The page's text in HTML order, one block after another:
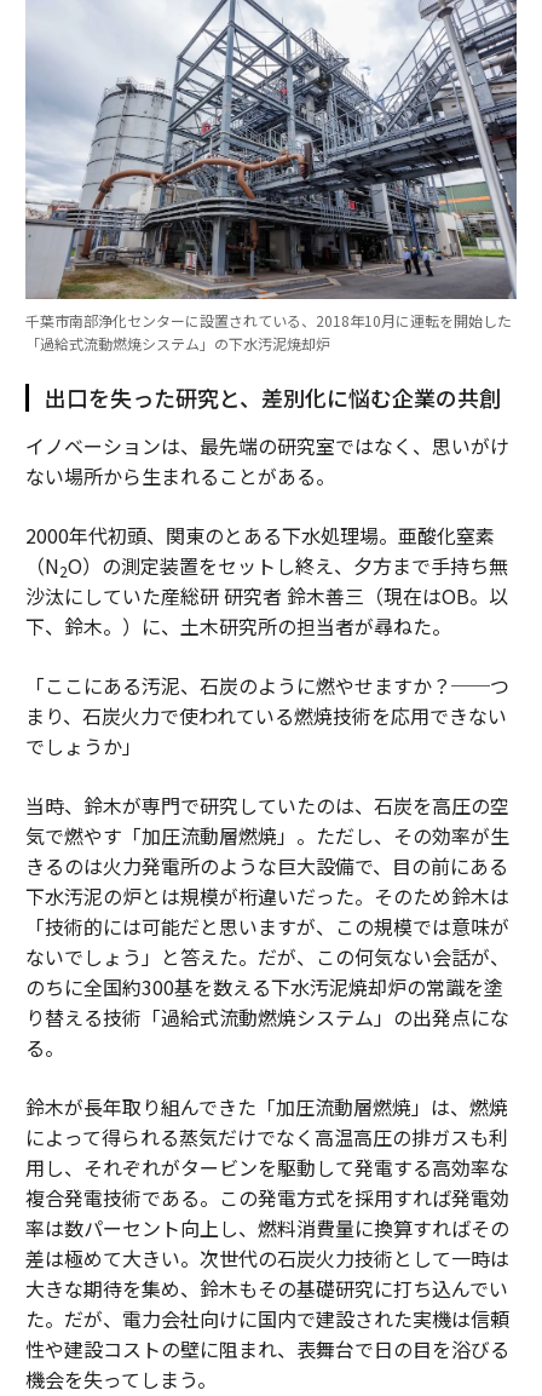
千葉市南部浄化センターに設置されている、2018年10月に運転を開始した
「過給式流動燃焼システム」の下水汚泥焼却炉
出口を失った研究と、差別化に悩む企業の共創
イノベーションは、最先端の研究室ではなく、思いがけ
ない場所から生まれることがある。
2000年代初頭、関東のとある下水処理場。亜酸化窒素
（N2O）の測定装置をセットし終え、夕方まで手持ち無
沙汰にしていた産総研 研究者 鈴木善三（現在はOB。以
下、鈴木。）に、土木研究所の担当者が尋ねた。
「ここにある汚泥、石炭のように燃やせますか？──つ
まり、石炭火力で使われている燃焼技術を応用できない
でしょうか」
当時、鈴木が専門で研究していたのは、石炭を高圧の空
気で燃やす「加圧流動層燃焼」。ただし、その効率が生
きるのは火力発電所のような巨大設備で、目の前にある
下水汚泥の炉とは規模が桁違いだった。そのため鈴木は
「技術的には可能だと思いますが、この規模では意味が
ないでしょう」と答えた。だが、この何気ない会話が、
のちに全国約300基を数える下水汚泥焼却炉の常識を塗
り替える技術「過給式流動燃焼システム」の出発点にな
る。
鈴木が長年取り組んできた「加圧流動層燃焼」は、燃焼
によって得られる蒸気だけでなく高温高圧の排ガスも利
用し、それぞれがタービンを駆動して発電する高効率な
複合発電技術である。この発電方式を採用すれば発電効
率は数パーセント向上し、燃料消費量に換算すればその
差は極めて大きい。次世代の石炭火力技術として一時は
大きな期待を集め、鈴木もその基礎研究に打ち込んでい
た。だが、電力会社向けに国内で建設された実機は信頼
性や建設コストの壁に阻まれ、表舞台で日の目を浴びる
機会を失ってしまう。